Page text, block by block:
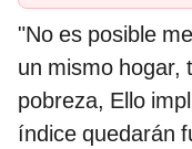
"No es posible
un mismo hogar,
pobreza, Ello
índice quedarán